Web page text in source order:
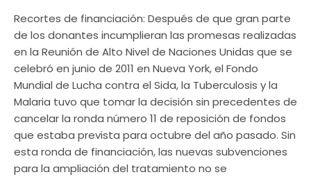
Recortes de financiación: Después de que gran parte
de los donantes incumplieran las promesas realizadas
en la Reunión de Alto Nivel de Naciones Unidas que se
celebró en junio de 2011 en Nueva York, el Fondo
Mundial de Lucha contra el Sida, la Tuberculosis y la
Malaria tuvo que tomar la decisión sin precedentes de
cancelar la ronda número 11 de reposición de fondos
que estaba prevista para octubre del año pasado. Sin
esta ronda de financiación, las nuevas subvenciones
para la ampliación del tratamiento no se